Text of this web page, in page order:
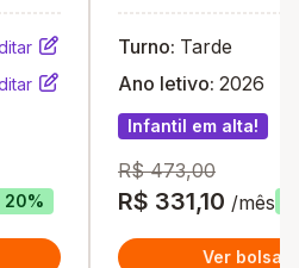
20%
Turno: Tarde
Ano letivo: 2026
Infantil em alta!
R$ 473,00
R$ 331,10 /mês
Ver bolsa